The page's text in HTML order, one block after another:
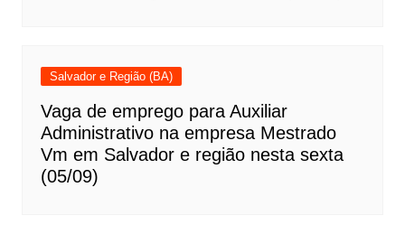
Salvador e Região (BA)
Vaga de emprego para Auxiliar
Administrativo na empresa Mestrado
Vm em Salvador e região nesta sexta
(05/09)